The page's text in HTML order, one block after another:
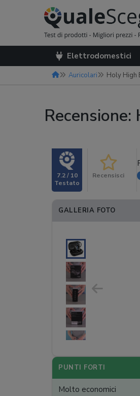
Elettrodomestici
Auricolari Holy High
7.2 / 10 Recensisci
GALLERIA FOTO
PUNTI FORTI
Molto economici